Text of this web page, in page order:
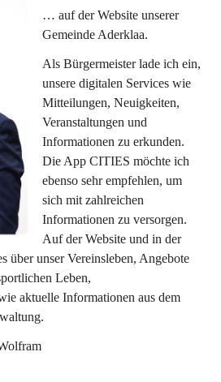
… auf der Website unserer
Gemeinde Aderklaa.
Als Bürgermeister lade ich ein,
unsere digitalen Services wie
Mitteilungen, Neuigkeiten,
Veranstaltungen und
Informationen zu erkunden.
Die App CITIES möchte ich
ebenso sehr empfehlen, um
sich mit zahlreichen
Informationen zu versorgen.
Auf der Website und in der
über unser Vereinsleben, Angebote
Leben,
aktuelle Informationen aus dem